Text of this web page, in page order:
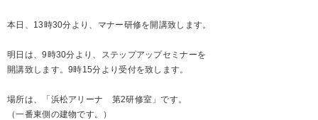
本日、13時30分より、マナー研修を開講致します。
明日は、9時30分より、ステップアップセミナーを
開講致します。9時15分より受付を致します。
場所は、「浜松アリーナ 第2研修室」です。
（一番東側の建物です。）